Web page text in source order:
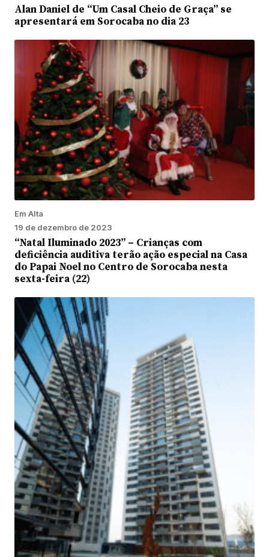
Alan Daniel de “Um Casal Cheio de Graça” se
apresentará em Sorocaba no dia 23
Em Alta
19 de dezembro de 2023
“Natal Iluminado 2023” – Crianças com
deficiência auditiva terão ação especial na Casa
do Papai Noel no Centro de Sorocaba nesta
sexta-feira (22)